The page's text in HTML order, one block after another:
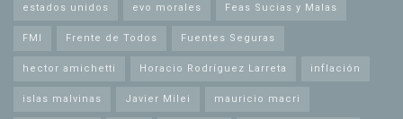
estados unidos evo morales Feas Sucias y Malas
FMI Frente de Todos Fuentes Seguras
hector amichetti Horacio Rodríguez Larreta inflación
islas malvinas Javier Milei mauricio macri